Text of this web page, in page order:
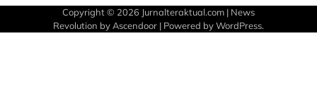
Copyright © 2026 Jurnalteraktual.com | News
Revolution by Ascendoor | Powered byWordPress.